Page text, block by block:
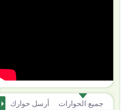
أرسل حوارك جميع الحوارات